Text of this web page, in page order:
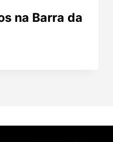
na Barra da